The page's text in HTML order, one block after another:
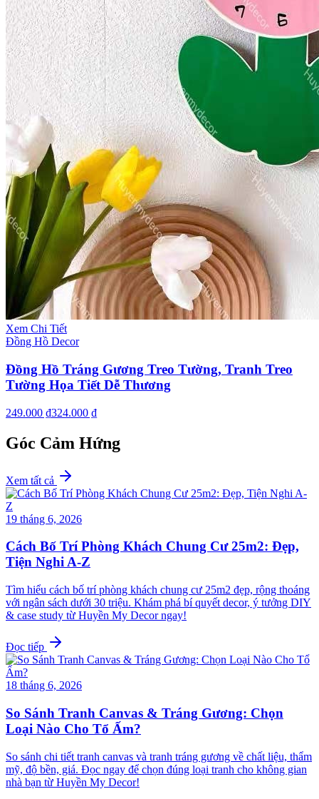
Xem Chi Tiết
Đồng Hồ Decor
Đồng Hồ Tráng Gương Treo Tường, Tranh Treo
Tường Họa Tiết Dễ Thương
249.000 ₫324.000 ₫
Góc Cảm Hứng
Xem tất cả
19 tháng 6, 2026
Cách Bố Trí Phòng Khách Chung Cư 25m2: Đẹp,
Tiện Nghi A-Z
Tìm hiểu cách bố trí phòng khách chung cư 25m2 đẹp, rộng thoáng
với ngân sách dưới 30 triệu. Khám phá bí quyết decor, ý tưởng DIY
& case study từ Huyền My Decor ngay!
Đọc tiếp
18 tháng 6, 2026
So Sánh Tranh Canvas & Tráng Gương: Chọn
Loại Nào Cho Tổ Ấm?
So sánh chi tiết tranh canvas và tranh tráng gương về chất liệu, thẩm
mỹ, độ bền, giá. Đọc ngay để chọn đúng loại tranh cho không gian
nhà bạn từ Huyền My Decor!